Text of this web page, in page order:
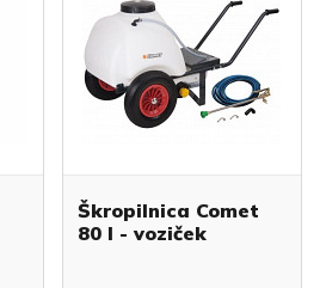
Škropilnica Comet
80 l - voziček